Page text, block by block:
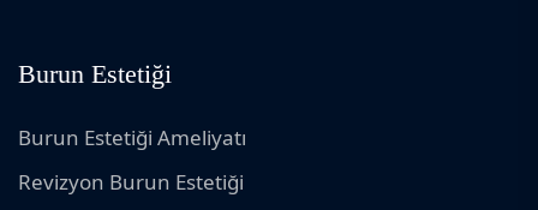
Burun Estetiği
Burun Estetiği Ameliyatı
Revizyon Burun Estetiği